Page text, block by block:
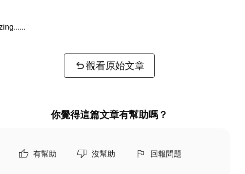
觀看原始文章
你覺得這篇文章有幫助嗎？
有幫助 沒幫助 回報問題